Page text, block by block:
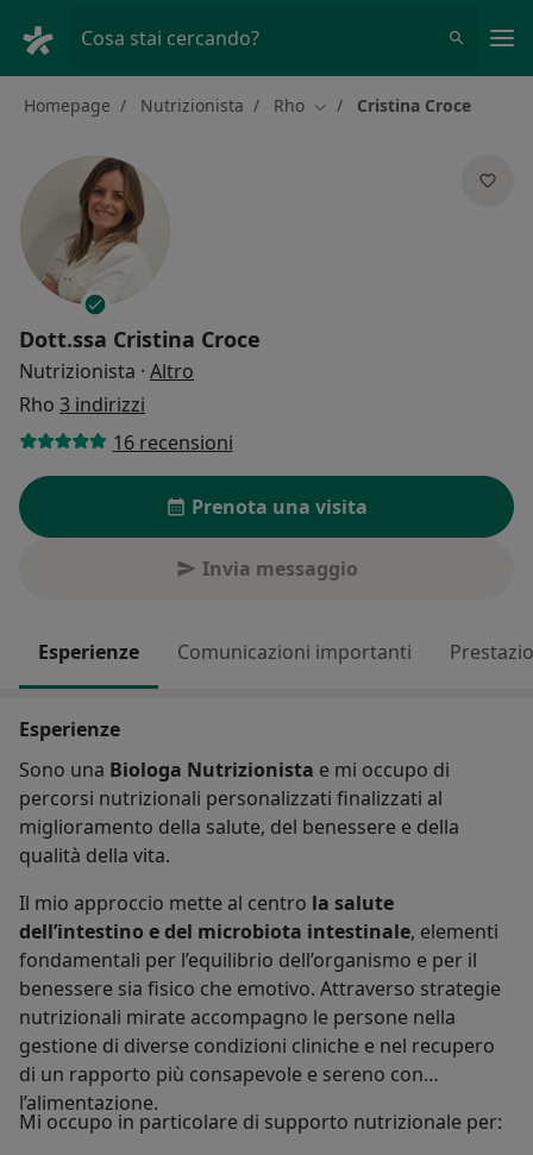
Cosa stai cercando?
Homepage Nutrizionista Rho Cambia città
Cristina Croce
Dott.ssa Cristina Croce
Nutrizionista · Altro
Rho 3 indirizzi
16 recensioni
Prenota una visita
Invia messaggio
Esperienze Comunicazioni importanti
Esperienze
Sono una Biologa Nutrizionista e mi occupo di
percorsi nutrizionali personalizzati finalizzati al
miglioramento della salute, del benessere e della
qualità della vita.
Il mio approccio mette al centro la salute
dell’intestino e del microbiota intestinale, elementi
fondamentali per l’equilibrio dell’organismo e per il
benessere sia fisico che emotivo. Attraverso strategie
nutrizionali mirate accompagno le persone nella
gestione di diverse condizioni cliniche e nel recupero
di un rapporto più consapevole e sereno con
l’alimentazione.
Mi occupo in particolare di supporto nutrizionale per: